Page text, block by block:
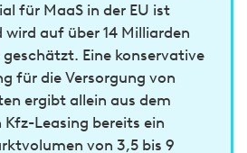
für MaaS in der EU ist
wird auf über 14 Milliarden
geschätzt. Eine konservative
für die Versorgung von
ergibt allein aus dem
Leasing bereits ein
von 3,5 bis 9